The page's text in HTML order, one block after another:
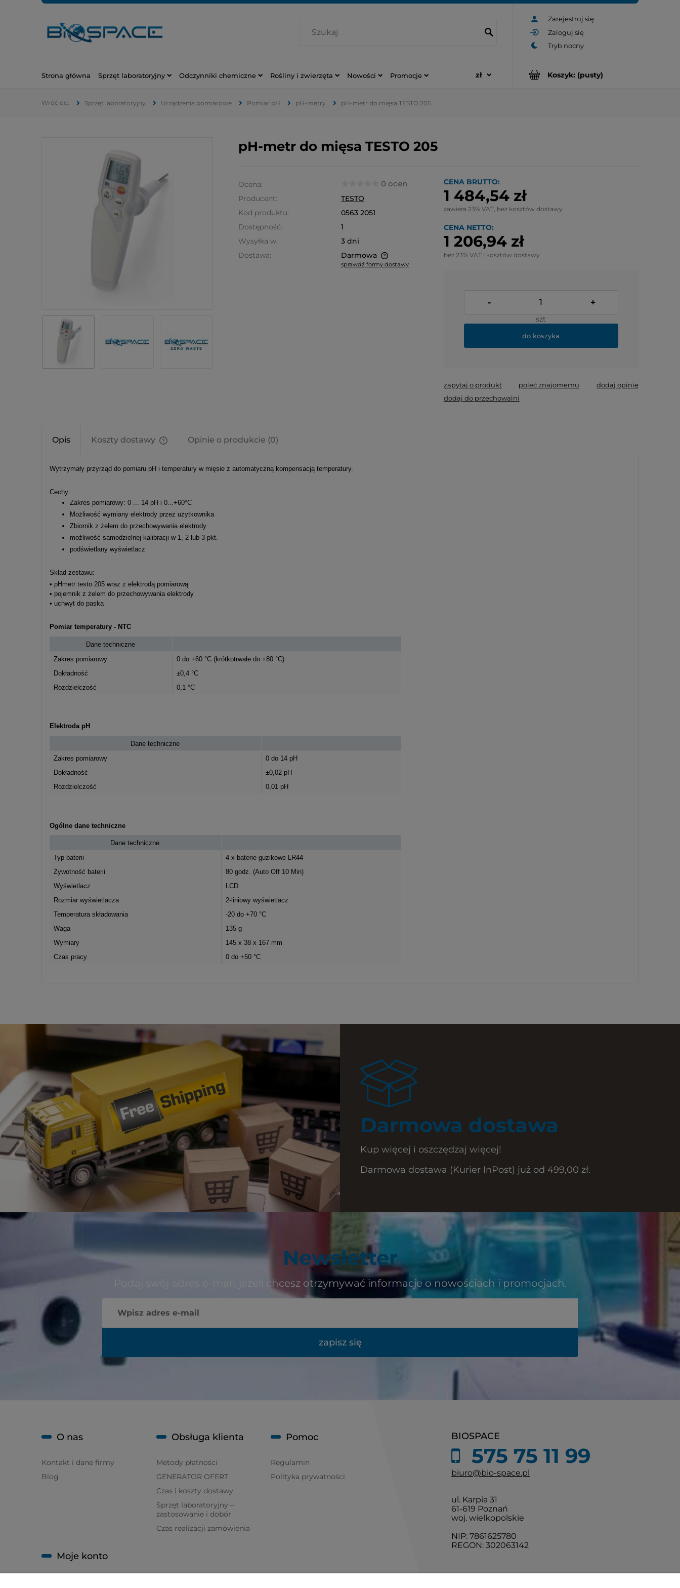
Zarejestruj się
Zaloguj się
Koszyk: (pusty)
Strona główna Sprzęt laboratoryjny Odczynniki chemiczne Rośliny i zwierzęta Nowości Promocje
Sprzęt laboratoryjny Urządzenia pomiarowe Pomiar pH pH-metry pH-metr do mięsa TESTO 205
pH-metr do mięsa TESTO 205
Ocena: 0 ocen
Producent:
TESTO
Kod produktu:
0563 2051
Dostępność:
1
Wysyłka w:
3 dni
Dostawa:
Darmowa
sprawdź formy dostawy
CENA BRUTTO:
1 484,54 zł
zawiera 23% VAT, bez kosztów dostawy
CENA NETTO:
1 206,94 zł
bez 23% VAT i kosztów dostawy
- +
szt
do koszyka
zapytaj o produkt poleć znajomemu
dodaj opinię
dodaj do przechowalni
Opis Koszty dostawy
kosztów płatności
Opinie o produkcie (0)
Wytrzymały przyrząd do pomiaru pH i temperatury w mięsie z automatyczną kompensacją temperatury.
Cechy:
Zakres pomiarowy: 0 ... 14 pH i 0...+60°C
Możliwość wymiany elektrody przez użytkownika
Zbiornik z żelem do przechowywania elektrody
możliwość samodzielnej kalibracji w 1, 2 lub 3 pkt.
podświetlany wyświetlacz
Skład zestawu:
• pHmetr testo 205 wraz z elektrodą pomiarową
• pojemnik z żelem do przechowywania elektrody
• uchwyt do paska
Pomiar temperatury - NTC
Dane techniczne
Zakres pomiarowy
0 do +60 °C (krótkotrwałe do +80 °C)
Dokładność
±0,4 °C
Rozdzielczość
0,1 °C
Elektroda pH
Dane techniczne
Zakres pomiarowy
0 do 14 pH
Dokładność
±0,02 pH
Rozdzielczość
0,01 pH
Ogólne dane techniczne
Dane techniczne
Typ baterii
4 x baterie guzikowe LR44
Żywotność baterii
80 godz. (Auto Off 10 Min)
Wyświetlacz
LCD
Rozmiar wyświetlacza
2-liniowy wyświetlacz
Temperatura składowania
-20 do +70 °C
Waga
135 g
Wymiary
145 x 38 x 167 mm
Czas pracy
0 do +50 °C
Darmowa dostawa
Kup więcej i oszczędzaj więcej!
Darmowa dostawa (Kurier InPost) już od 499,00 zł.
Newsletter
Podaj swój adres e-mail, jeżeli chcesz otrzymywać informacje o nowościach i promocjach.
zapisz się
BIOSPACE
575 75 11 99
biuro@bio-space.pl
ul. Karpia 31
61-619 Poznań
woj. wielkopolskie
NIP: 7861625780
REGON: 302063142
O nas
Kontakt i dane firmy
Blog
Obsługa klienta
Metody płatności
GENERATOR OFERT
Czas i koszty dostawy
Sprzęt laboratoryjny –
zastosowanie i dobór
Czas realizacji zamówienia
Pomoc
Regulamin
Polityka prywatności
Moje konto